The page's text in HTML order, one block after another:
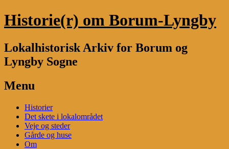
Historie(r) om Borum-Lyngby
Lokalhistorisk Arkiv for Borum og
Lyngby Sogne
Menu
Skip
content
Historier
Det skete i lokalområdet
Veje og steder
Gårde og huse
Om